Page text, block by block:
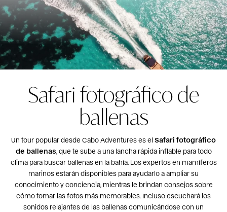
Safari fotográfico de
ballenas
Un tour popular desde Cabo Adventures es el Safari fotográfico
de ballenas , que te sube a una lancha rápida inflable para todo
clima para buscar ballenas en la bahía. Los expertos en mamíferos
marinos estarán disponibles para ayudarlo a ampliar su
conocimiento y conciencia, mientras le brindan consejos sobre
cómo tomar las fotos más memorables. Incluso escuchará los
sonidos relajantes de las ballenas comunicándose con un